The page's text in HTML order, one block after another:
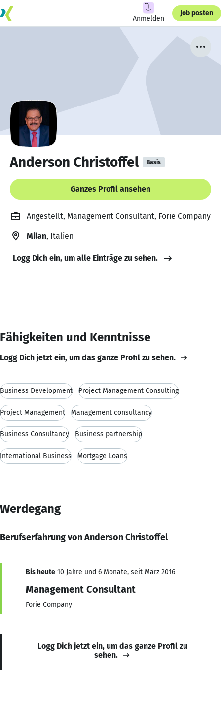
Anmelden
Job posten
Anderson Christoffel Basis
Ganzes Profil ansehen
Angestellt, Management Consultant, Forie Company
Milan, Italien
Logg Dich ein, um alle Einträge zu sehen.
Fähigkeiten und Kenntnisse
Logg Dich jetzt ein, um das ganze Profil zu sehen.
Business Development Project Management Consulting
Project Management Management consultancy
Business Consultancy Business partnership
International Business Mortgage Loans
Werdegang
Berufserfahrung von Anderson Christoffel
Bis heute 10 Jahre und 6 Monate, seit März 2016
Management Consultant
Forie Company
Logg Dich jetzt ein, um das ganze Profil zu
sehen.